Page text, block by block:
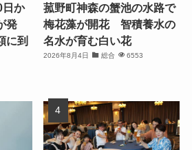
日か
発
に到
菰野町神森の蟹池の水路で
梅花藻が開花 智積養水の
名水が育む白い花
2026年8月4日 総合 6553